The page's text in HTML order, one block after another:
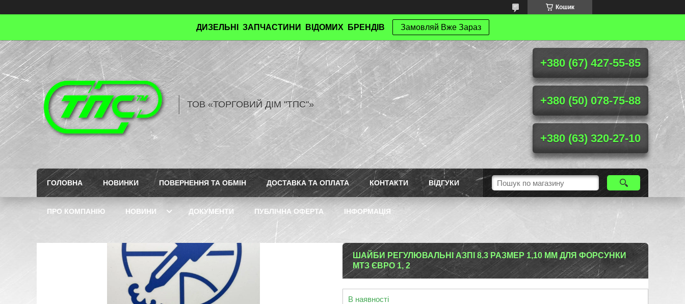
Кошик
ДИЗЕЛЬНІ ЗАПЧАСТИНИ ВІДОМИХ БРЕНДІВ Замовляй Вже Зараз
ТОВ «ТОРГОВИЙ ДІМ "ТПС"»
+380 (67) 427-55-85
+380 (50) 078-75-88
+380 (63) 320-27-10
ГОЛОВНА НОВИНКИ ПОВЕРНЕННЯ ТА ОБМІН ДОСТАВКА ТА ОПЛАТА КОНТАКТИ ВІДГУКИ
ПРО КОМПАНІЮ НОВИНИ ДОКУМЕНТИ ПУБЛІЧНА ОФЕРТА ІНФОРМАЦІЯ
ШАЙБИ РЕГУЛЮВАЛЬНІ АЗПІ 8.3 РАЗМЕР 1,10 ММ ДЛЯ ФОРСУНКИ
МТЗ ЄВРО 1, 2
В наявності